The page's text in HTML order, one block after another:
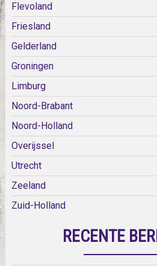
Flevoland
Friesland
Gelderland
Groningen
Limburg
Noord-Brabant
Noord-Holland
Overijssel
Utrecht
Zeeland
Zuid-Holland
RECENTE